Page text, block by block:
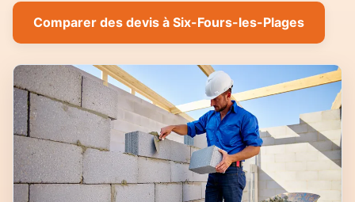
Comparer des devis à Six-Fours-les-Plages